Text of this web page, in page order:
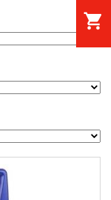
shopping_cart